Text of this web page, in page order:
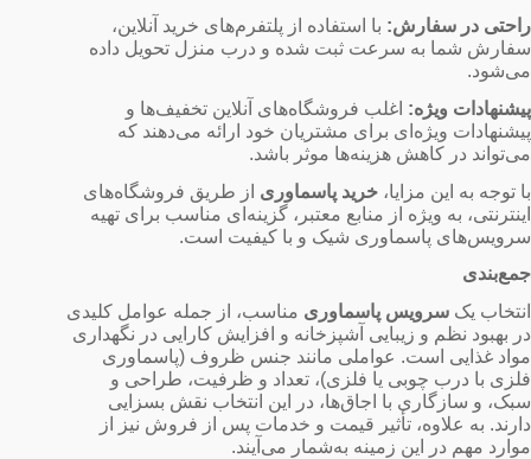
راحتی در سفارش: با استفاده از پلتفرم‌های خرید آنلاین،
سفارش شما به سرعت ثبت شده و درب منزل تحویل داده
می‌شود.
پیشنهادات ویژه: اغلب فروشگاه‌های آنلاین تخفیف‌ها و
پیشنهادات ویژه‌ای برای مشتریان خود ارائه می‌دهند که
می‌تواند در کاهش هزینه‌ها موثر باشد.
با توجه به این مزایا، خرید پاسماوری از طریق فروشگاه‌های
اینترنتی، به ویژه از منابع معتبر، گزینه‌ای مناسب برای تهیه
سرویس‌های پاسماوری شیک و با کیفیت است.
جمع‌بندی
انتخاب یک سرویس پاسماوری مناسب، از جمله عوامل کلیدی
در بهبود نظم و زیبایی آشپزخانه و افزایش کارایی در نگهداری
مواد غذایی است. عواملی مانند جنس ظروف (پاسماوری
فلزی با درب چوبی یا فلزی)، تعداد و ظرفیت، طراحی و
سبک، و سازگاری با اجاق‌ها، در این انتخاب نقش بسزایی
دارند. به علاوه، تأثیر قیمت و خدمات پس از فروش نیز از
موارد مهم در این زمینه به‌شمار می‌آیند.